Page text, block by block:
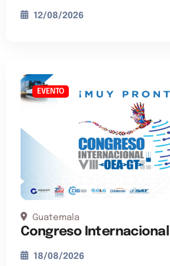
12/08/2026
EVENTO
Guatemala
Congreso Internacional
18/08/2026